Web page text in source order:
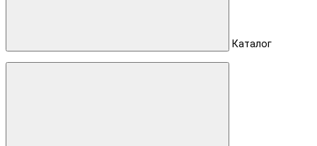
Каталог